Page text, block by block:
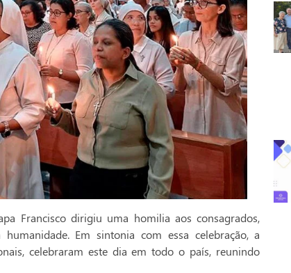
Francisco dirigiu uma homilia aos consagrados,
Em sintonia com essa celebração, a
celebraram este dia em todo o país, reunindo